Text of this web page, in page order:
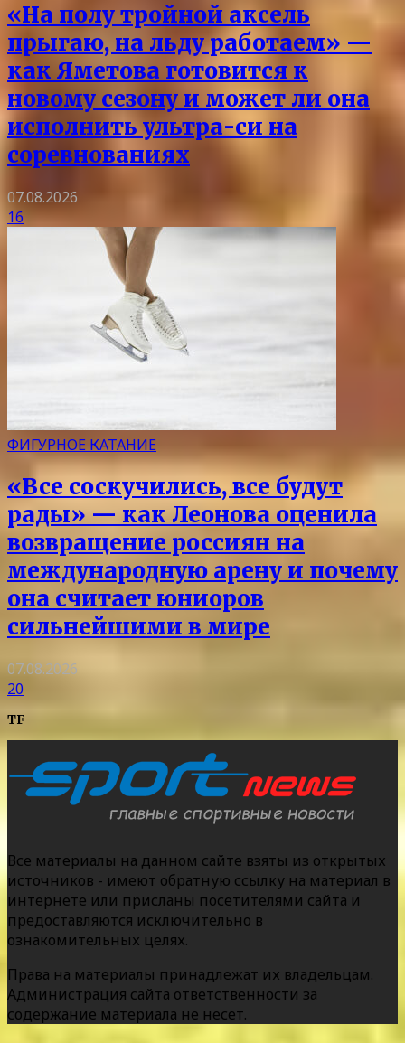
«На полу тройной аксель
прыгаю, на льду работаем» —
как Яметова готовится к
новому сезону и может ли она
исполнить ультра-си на
соревнованиях
07.08.2026
16
ФИГУРНОЕ КАТАНИЕ
«Все соскучились, все будут
рады» — как Леонова оценила
возвращение россиян на
международную арену и почему
она считает юниоров
сильнейшими в мире
07.08.2026
20
TF
Все материалы на данном сайте взяты из открытых
источников - имеют обратную ссылку на материал в
интернете или присланы посетителями сайта и
предоставляются исключительно в
ознакомительных целях.
Права на материалы принадлежат их владельцам.
Администрация сайта ответственности за
содержание материала не несет.